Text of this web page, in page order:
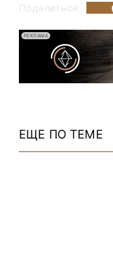
Поделиться:
РЕКЛАМА
ЕЩЕ ПО ТЕМЕ